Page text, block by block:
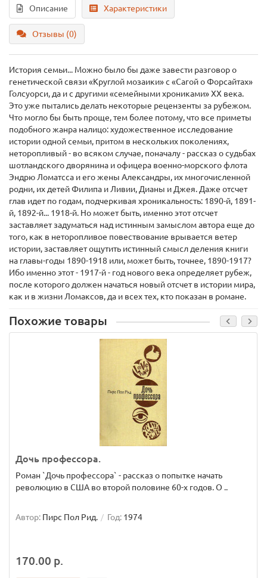
Описание Характеристики
Отзывы (0)
История семьи... Можно было бы даже завести разговор о
генетической связи «Круглой мозаики» с «Сагой о Форсайтах»
Голсуорси, да и с другими «семейными хрониками» XX века.
Это уже пытались делать некоторые рецензенты за рубежом.
Что могло бы быть проще, тем более потому, что все приметы
подобного жанра налицо: художественное исследование
истории одной семьи, притом в нескольких поколениях,
неторопливый - во всяком случае, поначалу - рассказ о судьбах
шотландского дворянина и офицера военно-морского флота
Эндрю Ломатсса и его жены Александры, их многочисленной
родни, их детей Филипа и Ливии, Дианы и Джея. Даже отсчет
глав идет по годам, подчеркивая хроникальность: 1890-й, 1891-
й, 1892-й... 1918-й. Но может быть, именно этот отсчет
заставляет задуматься над истинным замыслом автора еще до
того, как в неторопливое повествование врывается ветер
истории, заставляет ощутить истинный смысл деления книги
на главы-годы 1890-1918 или, может быть, точнее, 1890-1917?
Ибо именно этот - 1917-й - год нового века определяет рубеж,
после которого должен начаться новый отсчет в истории мира,
как и в жизни Ломаксов, да и всех тех, кто показан в романе.
Похожие товары
Дочь профессора.
Роман `Дочь профессора` - рассказ о попытке начать
революцию в США во второй половине 60-х годов. О ..
Автор: Пирс Пол Рид. Год: 1974
170.00 р.